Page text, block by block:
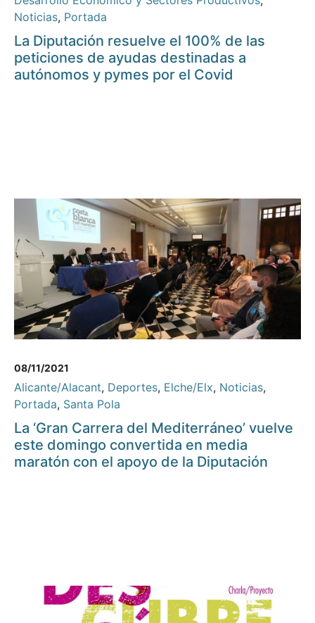
Noticias, Portada
La Diputación resuelve el 100% de las
peticiones de ayudas destinadas a
autónomos y pymes por el Covid
08/11/2021
Alicante/Alacant, Deportes, Elche/Elx, Noticias,
Portada, Santa Pola
La ‘Gran Carrera del Mediterráneo’ vuelve
este domingo convertida en media
maratón con el apoyo de la Diputación